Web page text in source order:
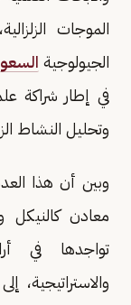
الموجات
الجيولوجية
في إطار شراكة
وتحليل النشاط
وبين أن هذا
معادن كالنيكل
تواجدها في